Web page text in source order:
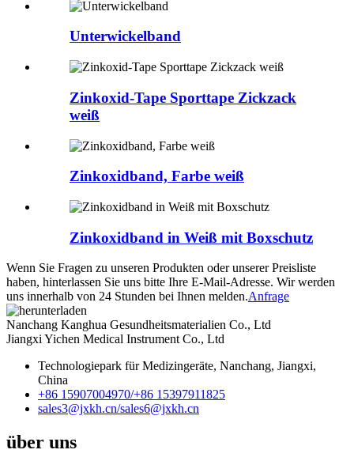
Unterwickelband
Zinkoxid-Tape Sporttape Zickzack
weiß
Zinkoxidband, Farbe weiß
Zinkoxidband in Weiß mit Boxschutz
Wenn Sie Fragen zu unseren Produkten oder unserer Preisliste
haben, hinterlassen Sie uns bitte Ihre E-Mail-Adresse. Wir werden
uns innerhalb von 24 Stunden bei Ihnen melden.Anfrage
Nanchang Kanghua Gesundheitsmaterialien Co., Ltd
Jiangxi Yichen Medical Instrument Co., Ltd
Technologiepark für Medizingeräte, Nanchang, Jiangxi,
China
+86 15907004970/+86 15397911825
sales3@jxkh.cn/sales6@jxkh.cn
über uns